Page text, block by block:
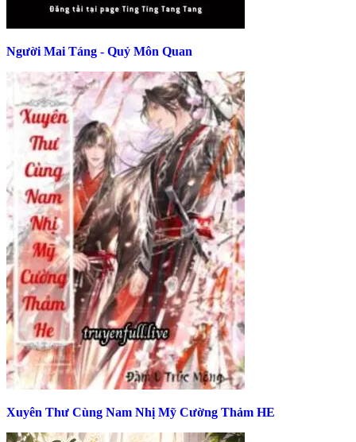
Người Mai Táng - Quỷ Môn Quan
Xuyên Thư Cùng Nam Nhị Mỹ Cường Thảm HE